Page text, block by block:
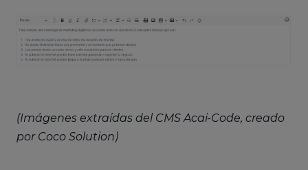
(Imágenes extraídas del CMS Acai-Code, creado
por Coco Solution)